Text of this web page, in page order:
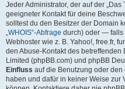
Jeder Administrator, der auf der „Das
geeigneter Kontakt für deine
solltest du den Besitzer der Domain
„WHOIS“-Abfrage durch) oder — falls
Webhoster wie z. B. Yahoo!, free.fr,
den Abuse-Kontakt des
Limited (phpBB.com) und phpBB
Einfluss auf die Benutzung oder
haben und dafür in keiner Weise